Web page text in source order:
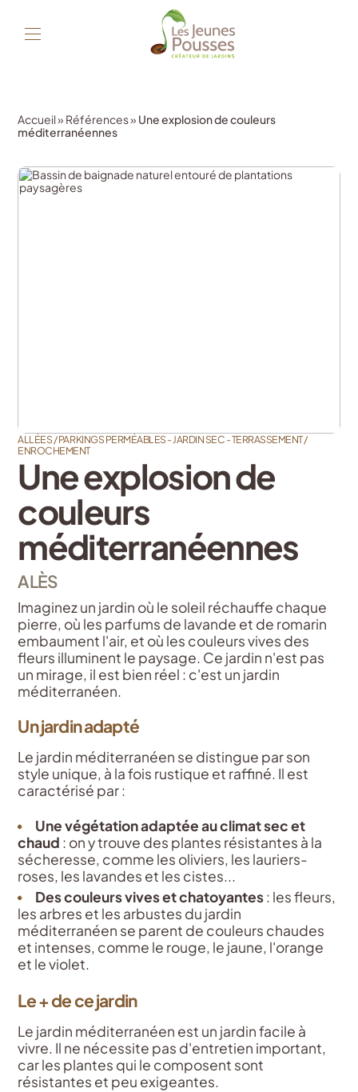
Accueil» Références» Une explosion de couleurs
méditerranéennes
ALLÉES / PARKINGS PERMÉABLES - JARDIN SEC - TERRASSEMENT /
ENROCHEMENT
Une explosion de
couleurs
méditerranéennes
ALÈS
Imaginez un jardin où le soleil réchauffe chaque
pierre, où les parfums de lavande et de romarin
embaument l'air, et où les couleurs vives des
fleurs illuminent le paysage. Ce jardin n'est pas
un mirage, il est bien réel : c'est un jardin
méditerranéen.
Un jardin adapté
Le jardin méditerranéen se distingue par son
style unique, à la fois rustique et raffiné. Il est
caractérisé par :
Une végétation adaptée au climat sec et
chaud : on y trouve des plantes résistantes à la
sécheresse, comme les oliviers, les lauriers-
roses, les lavandes et les cistes...
Des couleurs vives et chatoyantes: les fleurs,
les arbres et les arbustes du jardin
méditerranéen se parent de couleurs chaudes
et intenses, comme le rouge, le jaune, l'orange
et le violet.
Le + de ce jardin
Le jardin méditerranéen est un jardin facile à
vivre. Il ne nécessite pas d'entretien important,
car les plantes qui le composent sont
résistantes et peu exigeantes.